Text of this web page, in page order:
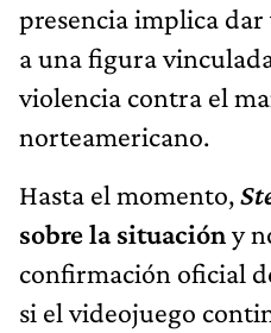
presencia implica
a una figura
violencia contra el
norteamericano.
Hasta el momento,
sobre la situacióny
confirmación oficial
si el videojuego